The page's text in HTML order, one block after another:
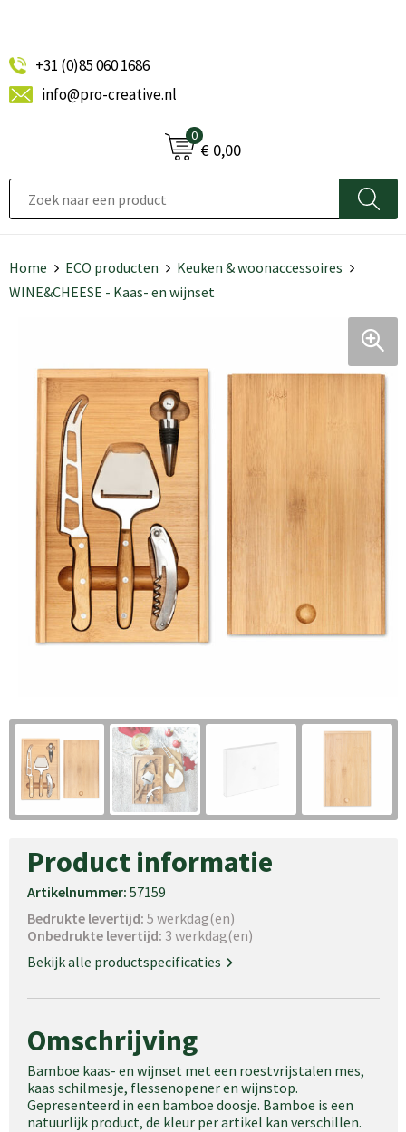
+31 (0)85 060 1686
info@pro-creative.nl
0
€ 0,00
Home ECO producten
Keuken & woonaccessoires
WINE&CHEESE - Kaas- en wijnset
Product informatie
Artikelnummer: 57159
Bedrukte levertijd: 5 werkdag(en)
Onbedrukte levertijd: 3 werkdag(en)
Bekijk alle productspecificaties
Omschrijving
Bamboe kaas- en wijnset met een roestvrijstalen mes,
kaas schilmesje, flessenopener en wijnstop.
Gepresenteerd in een bamboe doosje. Bamboe is een
natuurlijk product, de kleur per artikel kan verschillen.